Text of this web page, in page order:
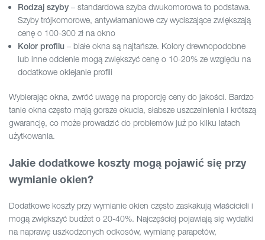
Rodzaj szyby – standardowa szyba dwukomorowa to podstawa.
Szyby trójkomorowe, antywłamaniowe czy wyciszające zwiększają
cenę o 100-300 zł na okno
Kolor profilu – białe okna są najtańsze. Kolory drewnopodobne
lub inne odcienie mogą zwiększyć cenę o 10-20% ze względu na
dodatkowe oklejanie profili
Wybierając okna, zwróć uwagę na proporcję ceny do jakości. Bardzo
tanie okna często mają gorsze okucia, słabsze uszczelnienia i krótszą
gwarancję, co może prowadzić do problemów już po kilku latach
użytkowania.
Jakie dodatkowe koszty mogą pojawić się przy
wymianie okien?
Dodatkowe koszty przy wymianie okien często zaskakują właścicieli i
mogą zwiększyć budżet o 20-40%. Najczęściej pojawiają się wydatki
na naprawę uszkodzonych odkosów, wymianę parapetów,